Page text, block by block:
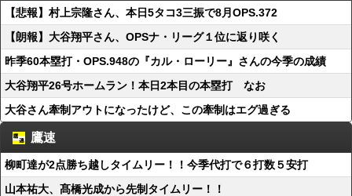
【悲報】村上宗隆さん、本日5タコ3三振で8月OPS.372
【朗報】大谷翔平さん、OPSナ・リーグ１位に返り咲く
昨季60本塁打・OPS.948の『カル・ローリー』さんの今季の成績
大谷翔平26号ホームラン！本日2本目の本塁打 なお
大谷さん牽制アウトになったけど、この牽制はエグ過ぎる
鷹速
柳町達が2点勝ち越しタイムリー！！今季代打で６打数５安打
山本祐大、髙橋光成から先制タイムリー！！